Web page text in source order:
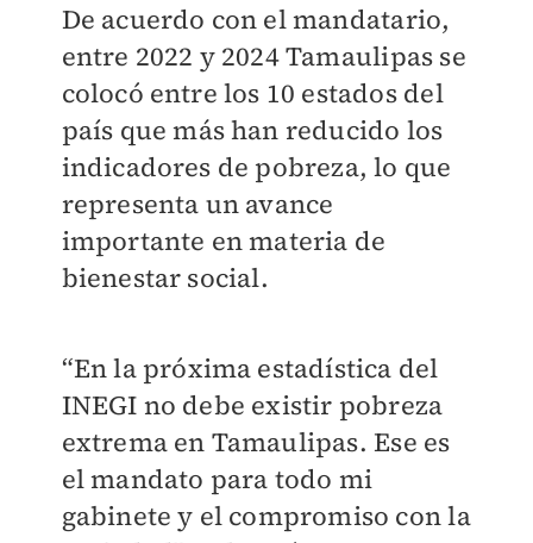
De acuerdo con el mandatario,
entre 2022 y 2024 Tamaulipas se
colocó entre los 10 estados del
país que más han reducido los
indicadores de pobreza, lo que
representa un avance
importante en materia de
bienestar social.
“En la próxima estadística del
INEGI no debe existir pobreza
extrema en Tamaulipas. Ese es
el mandato para todo mi
gabinete y el compromiso con la